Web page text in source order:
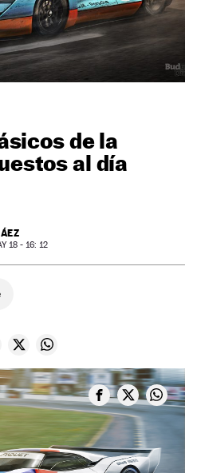
de la
al día
18 - 16: 12